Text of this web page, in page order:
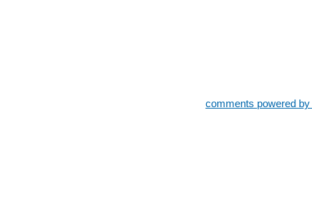
comments powered